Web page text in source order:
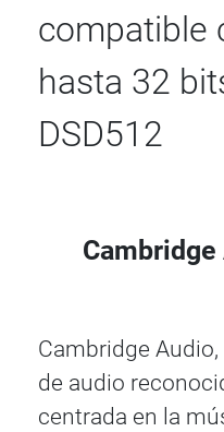
compatible
hasta 32
DSD512
Cambridge
Cambridge
de audio
centrada en la